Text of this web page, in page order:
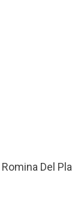
Romina Del Pla